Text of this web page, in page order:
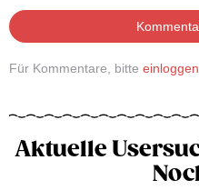
Für Kommentare, bitte einloggen
Aktuelle